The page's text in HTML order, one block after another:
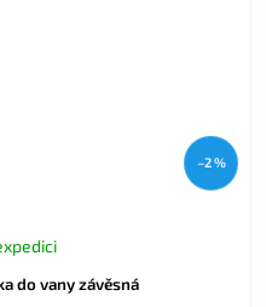
–2 %
do vany závěsná